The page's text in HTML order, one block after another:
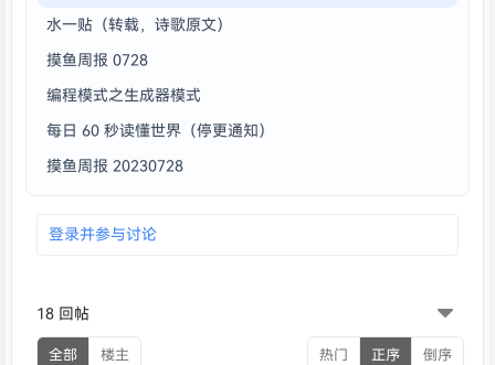
水一贴（转载，诗歌原文）
摸鱼周报 0728
编程模式之生成器模式
每日 60 秒读懂世界（停更通知）
摸鱼周报 20230728
登录并参与讨论
18 回帖
全部 楼主 热门 正序 倒序